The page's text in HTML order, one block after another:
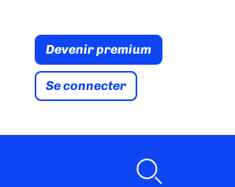
Devenir premium
Se connecter